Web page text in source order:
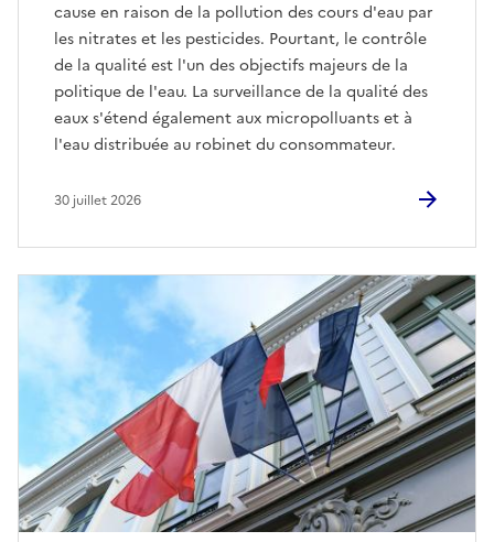
cause en raison de la pollution des cours d'eau par
les nitrates et les pesticides. Pourtant, le contrôle
de la qualité est l'un des objectifs majeurs de la
politique de l'eau. La surveillance de la qualité des
eaux s'étend également aux micropolluants et à
l'eau distribuée au robinet du consommateur.
30 juillet 2026